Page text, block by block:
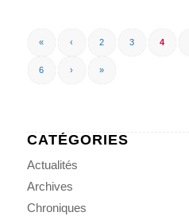
« ‹ 2 3 4
6 › »
CATÉGORIES
Actualités
Archives
Chroniques